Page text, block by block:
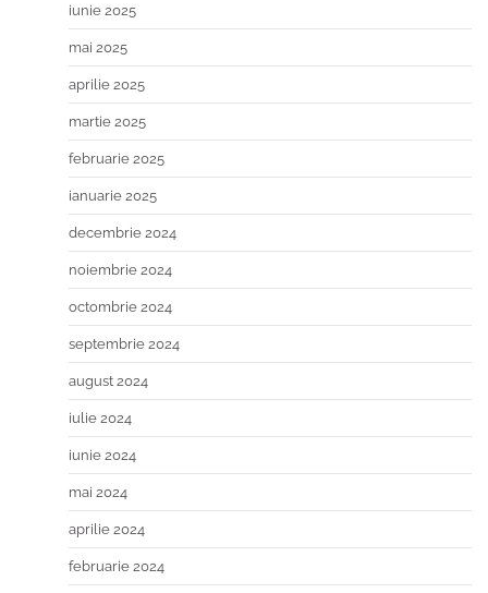
iunie 2025
mai 2025
aprilie 2025
martie 2025
februarie 2025
ianuarie 2025
decembrie 2024
noiembrie 2024
octombrie 2024
septembrie 2024
august 2024
iulie 2024
iunie 2024
mai 2024
aprilie 2024
februarie 2024